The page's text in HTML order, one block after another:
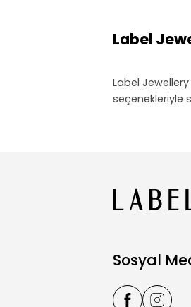
Label
Label
seçenekleriyle
Sosyal